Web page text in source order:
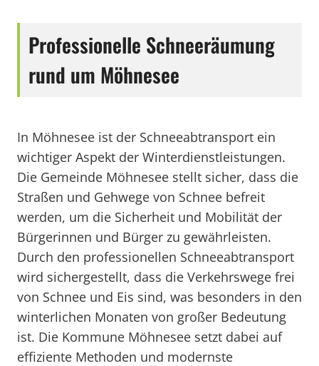
Professionelle Schneeräumung
rund um Möhnesee
In Möhnesee ist der Schneeabtransport ein
wichtiger Aspekt der Winterdienstleistungen.
Die Gemeinde Möhnesee stellt sicher, dass die
Straßen und Gehwege von Schnee befreit
werden, um die Sicherheit und Mobilität der
Bürgerinnen und Bürger zu gewährleisten.
Durch den professionellen Schneeabtransport
wird sichergestellt, dass die Verkehrswege frei
von Schnee und Eis sind, was besonders in den
winterlichen Monaten von großer Bedeutung
ist. Die Kommune Möhnesee setzt dabei auf
effiziente Methoden und modernste